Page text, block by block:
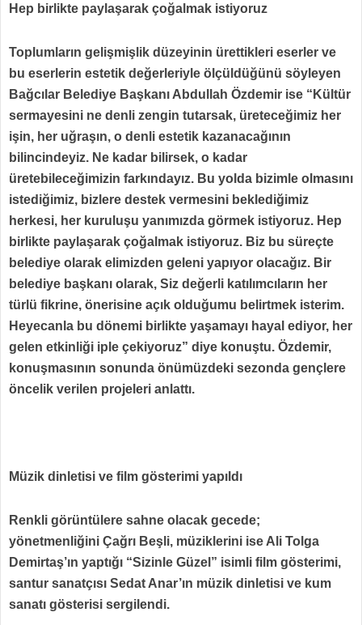
Hep birlikte paylaşarak çoğalmak istiyoruz
Toplumların gelişmişlik düzeyinin ürettikleri eserler ve
bu eserlerin estetik değerleriyle ölçüldüğünü söyleyen
Bağcılar Belediye Başkanı Abdullah Özdemir ise “Kültür
sermayesini ne denli zengin tutarsak, üreteceğimiz her
işin, her uğraşın, o denli estetik kazanacağının
bilincindeyiz. Ne kadar bilirsek, o kadar
üretebileceğimizin farkındayız. Bu yolda bizimle olmasını
istediğimiz, bizlere destek vermesini beklediğimiz
herkesi, her kuruluşu yanımızda görmek istiyoruz. Hep
birlikte paylaşarak çoğalmak istiyoruz. Biz bu süreçte
belediye olarak elimizden geleni yapıyor olacağız. Bir
belediye başkanı olarak, Siz değerli katılımcıların her
türlü fikrine, önerisine açık olduğumu belirtmek isterim.
Heyecanla bu dönemi birlikte yaşamayı hayal ediyor, her
gelen etkinliği iple çekiyoruz” diye konuştu. Özdemir,
konuşmasının sonunda önümüzdeki sezonda gençlere
öncelik verilen projeleri anlattı.
Müzik dinletisi ve film gösterimi yapıldı
Renkli görüntülere sahne olacak gecede;
yönetmenliğini Çağrı Beşli, müziklerini ise Ali Tolga
Demirtaş’ın yaptığı “Sizinle Güzel” isimli film gösterimi,
santur sanatçısı Sedat Anar’ın müzik dinletisi ve kum
sanatı gösterisi sergilendi.